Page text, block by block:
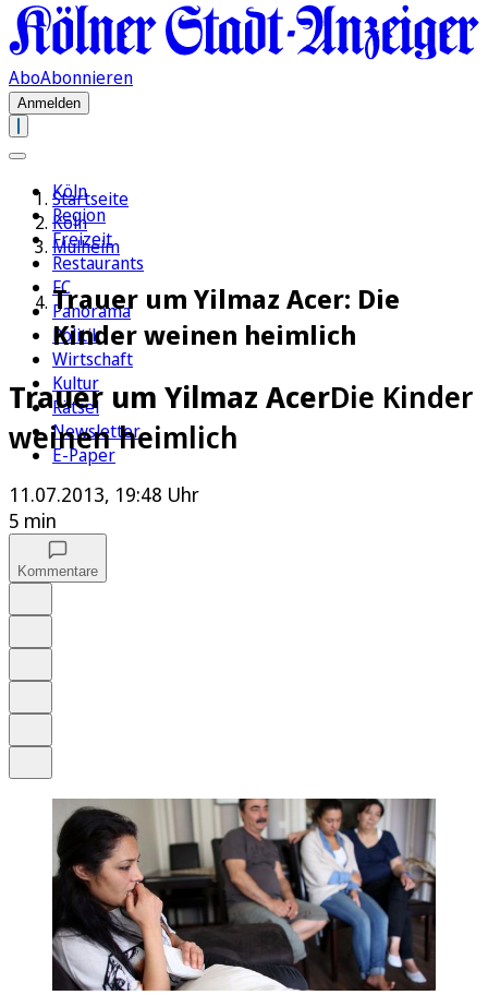
AboAbonnieren
Anmelden
Köln
Region
Freizeit
Restaurants
FC
Panorama
Politik
Wirtschaft
Kultur
Rätsel
Newsletter
E-Paper
Startseite
Köln
Mülheim
Trauer um Yilmaz Acer: Die
Kinder weinen heimlich
Trauer um Yilmaz AcerDie Kinder
weinen heimlich
11.07.2013, 19:48 Uhr
5 min
Kommentare